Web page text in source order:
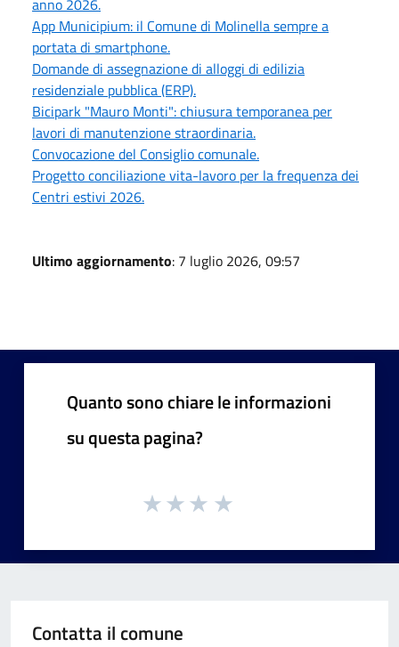
App Municipium: il Comune di Molinella sempre a
portata di smartphone.
Domande di assegnazione di alloggi di edilizia
residenziale pubblica (ERP).
Bicipark "Mauro Monti": chiusura temporanea per
lavori di manutenzione straordinaria.
Convocazione del Consiglio comunale.
Progetto conciliazione vita-lavoro per la frequenza dei
Centri estivi 2026.
Ultimo aggiornamento: 7 luglio 2026, 09:57
Quanto sono chiare le informazioni
su questa pagina?
Contatta il comune